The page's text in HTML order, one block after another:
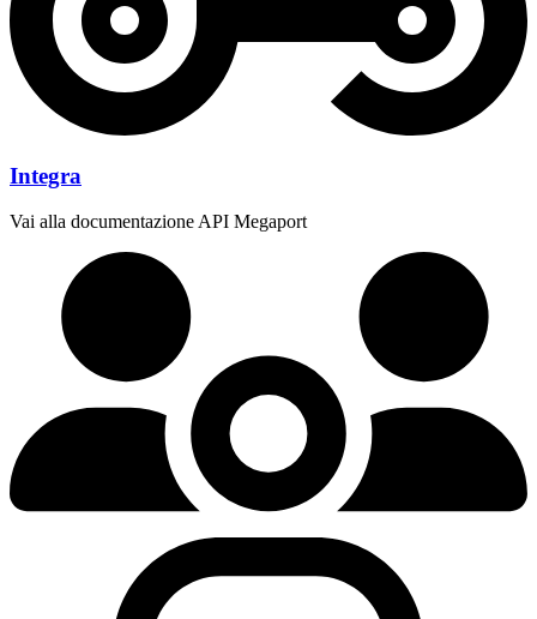
Integra
Vai alla documentazione API Megaport